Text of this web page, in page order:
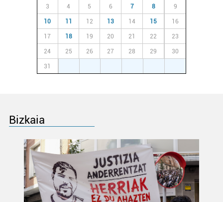
3 4 5 6 7 8 9
10 11 12 13 14 15 16
17 18 19 20 21 22 23
24 25 26 27 28 29 30
31
Bizkaia